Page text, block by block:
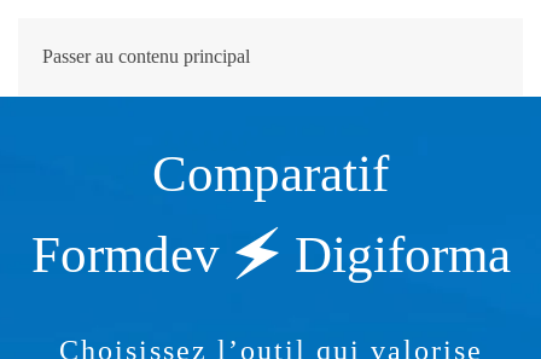
Passer au contenu principal
Comparatif
Formdev 🗲 Digiforma
Choisissez l’outil qui valorise